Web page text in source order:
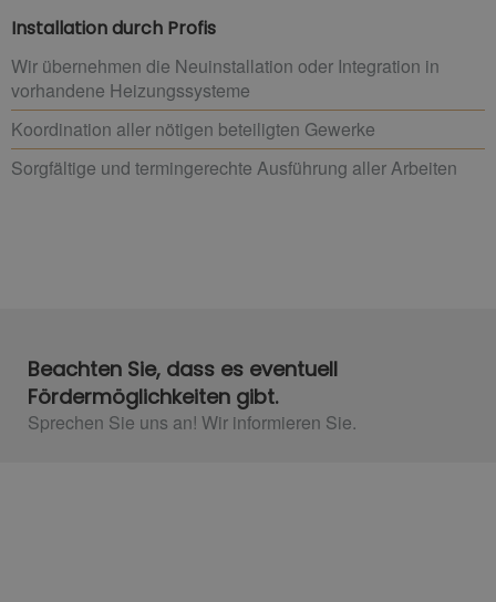
Installation durch Profis
Wir übernehmen die Neuinstallation oder Integration in
vorhandene Heizungssysteme
Koordination aller nötigen beteiligten Gewerke
Sorgfältige und termingerechte Ausführung aller Arbeiten
Beachten Sie, dass es eventuell
Fördermöglichkeiten gibt.
Sprechen Sie uns an! Wir informieren Sie.